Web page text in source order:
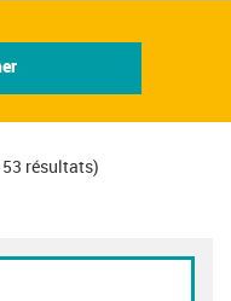
résultats)